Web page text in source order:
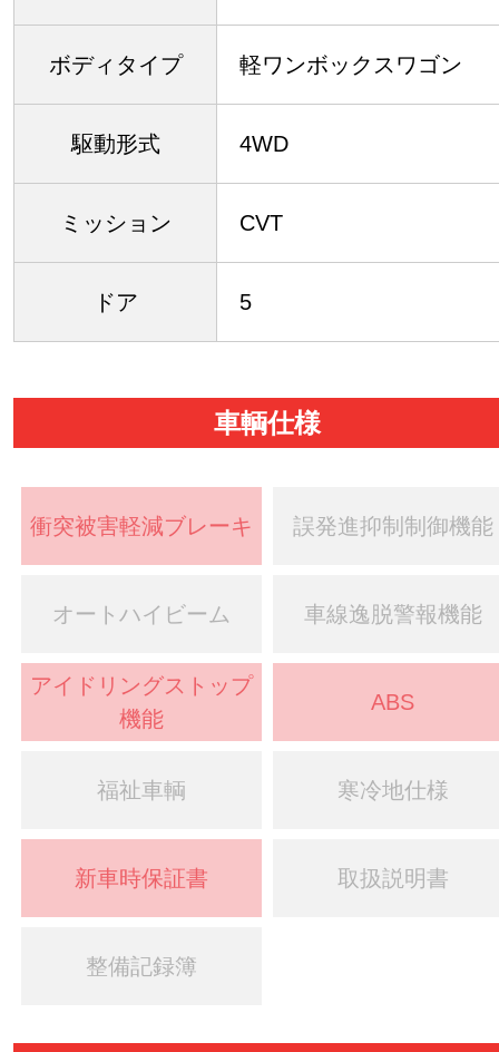
ボディタイプ 軽ワンボックスワゴン
駆動形式 4WD
ミッション CVT
ドア 5
車輌仕様
衝突被害軽減ブレーキ 誤発進抑制制御機能
オートハイビーム 車線逸脱警報機能
アイドリングストップ
機能
ABS
福祉車輌 寒冷地仕様
新車時保証書 取扱説明書
整備記録簿